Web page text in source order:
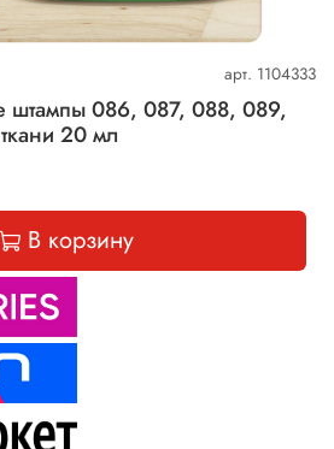
арт. 1104333
штампы 086, 087, 088, 089,
20 мл
В корзину